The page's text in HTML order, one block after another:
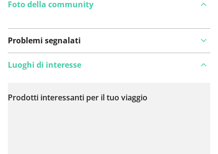
Foto della community
Problemi segnalati
Visualizza sulla mappa
Luoghi di interesse
Prodotti interessanti per il tuo viaggio